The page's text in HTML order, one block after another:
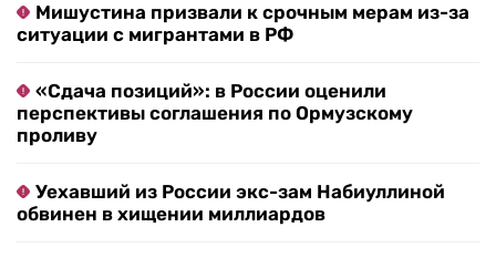
Мишустина призвали к срочным мерам из-за
ситуации с мигрантами в РФ
«Сдача позиций»: в России оценили
перспективы соглашения по Ормузскому
проливу
Уехавший из России экс-зам Набиуллиной
обвинен в хищении миллиардов